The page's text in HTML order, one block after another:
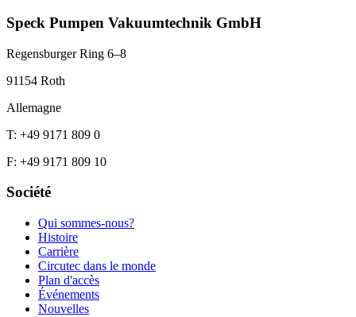
Speck Pumpen Vakuumtechnik GmbH
Regensburger Ring 6–8
91154 Roth
Allemagne
T: +49 9171 809 0
F: +49 9171 809 10
Société
Qui sommes-nous?
Histoire
Carrière
Circutec dans le monde
Plan d'accès
Événements
Nouvelles